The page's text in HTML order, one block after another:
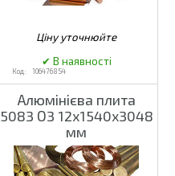
106476854
Алюмінієва плита
5083 О3 12х1540х3048
мм